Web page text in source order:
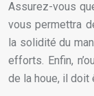
Assurez-vous
vous permettra
la solidité du
efforts. Enfin,
de la houe, il doit